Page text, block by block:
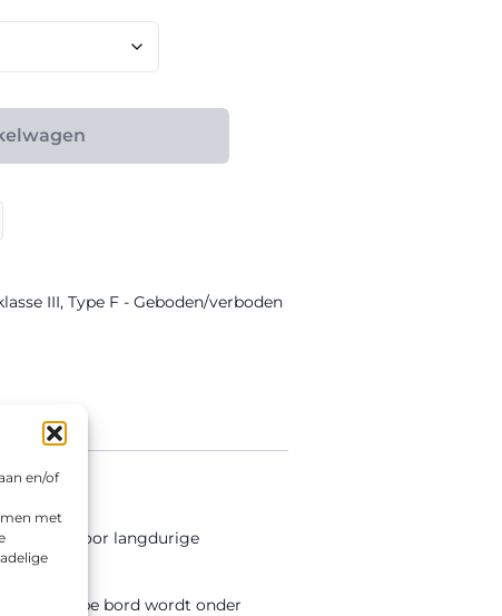
en/of
met
III, Type F - Geboden/verboden
voor langdurige
Dit type bord wordt onder